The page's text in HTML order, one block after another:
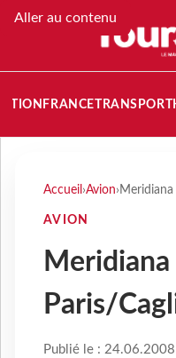
Aller au contenu
FRANCETRANSPORT
Accueil ›Avion›
AVION
Paris/
Publié le :